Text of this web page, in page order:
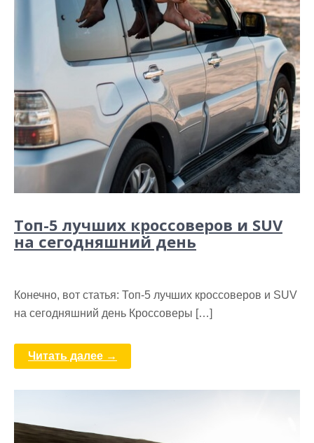
Топ-5 лучших кроссоверов и SUV
на сегодняшний день
Конечно, вот статья: Топ-5 лучших кроссоверов и SUV
на сегодняшний день Кроссоверы […]
Читать далее →